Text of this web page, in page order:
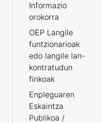
Informazio
orokorra
OEP Langile
funtzionarioak
edo langile lan-
kontratudun
finkoak
Enpleguaren
Eskaintza
Publikoa /